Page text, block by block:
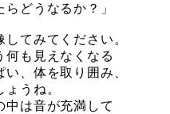
らどうなるか？」
てみてください。
何も見えなくなる
、体を取り囲み、
うね。
中は音が充満して